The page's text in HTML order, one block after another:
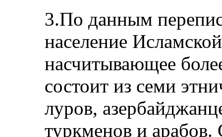
3.По данным
население
насчитывающее
состоит из семи
луров,
туркменов и